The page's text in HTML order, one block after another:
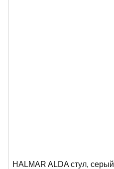
HALMAR ALDA стул, серый